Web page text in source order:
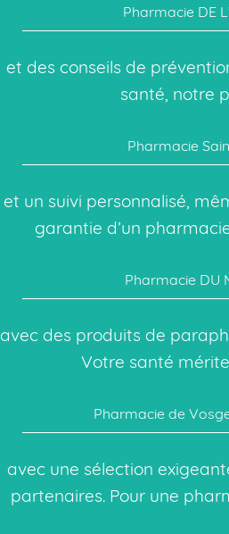
Pharmacie DE
et des conseils de
santé, notre
Pharmacie
et un suivi personnalisé,
garantie d’un
Pharmacie DU
avec des produits de
Votre santé
Pharmacie de
avec une sélection
partenaires. Pour une